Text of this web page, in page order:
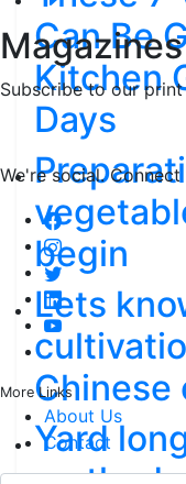
Magazines
Subscribe to our
We're social.
More Links
About Us
Contact
Can Be
Kitchen
Days
begin
Lets
Chinese
Yard